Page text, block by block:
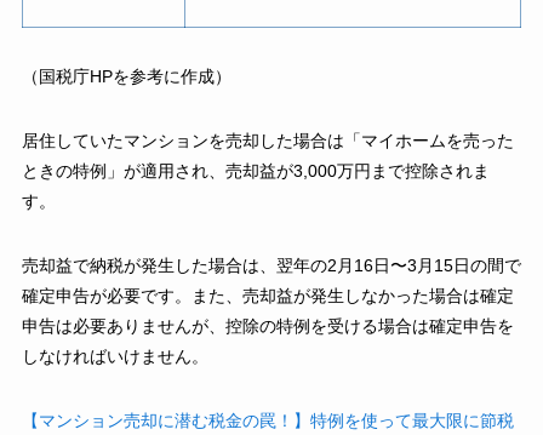
（国税庁HPを参考に作成）
居住していたマンションを売却した場合は「マイホームを売った
ときの特例」が適用され、売却益が3,000万円まで控除されま
す。
売却益で納税が発生した場合は、翌年の2月16日〜3月15日の間で
確定申告が必要です。また、売却益が発生しなかった場合は確定
申告は必要ありませんが、控除の特例を受ける場合は確定申告を
しなければいけません。
【マンション売却に潜む税金の罠！】特例を使って最大限に節税